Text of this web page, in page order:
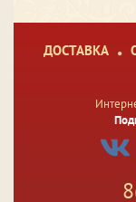
ДОСТАВКА